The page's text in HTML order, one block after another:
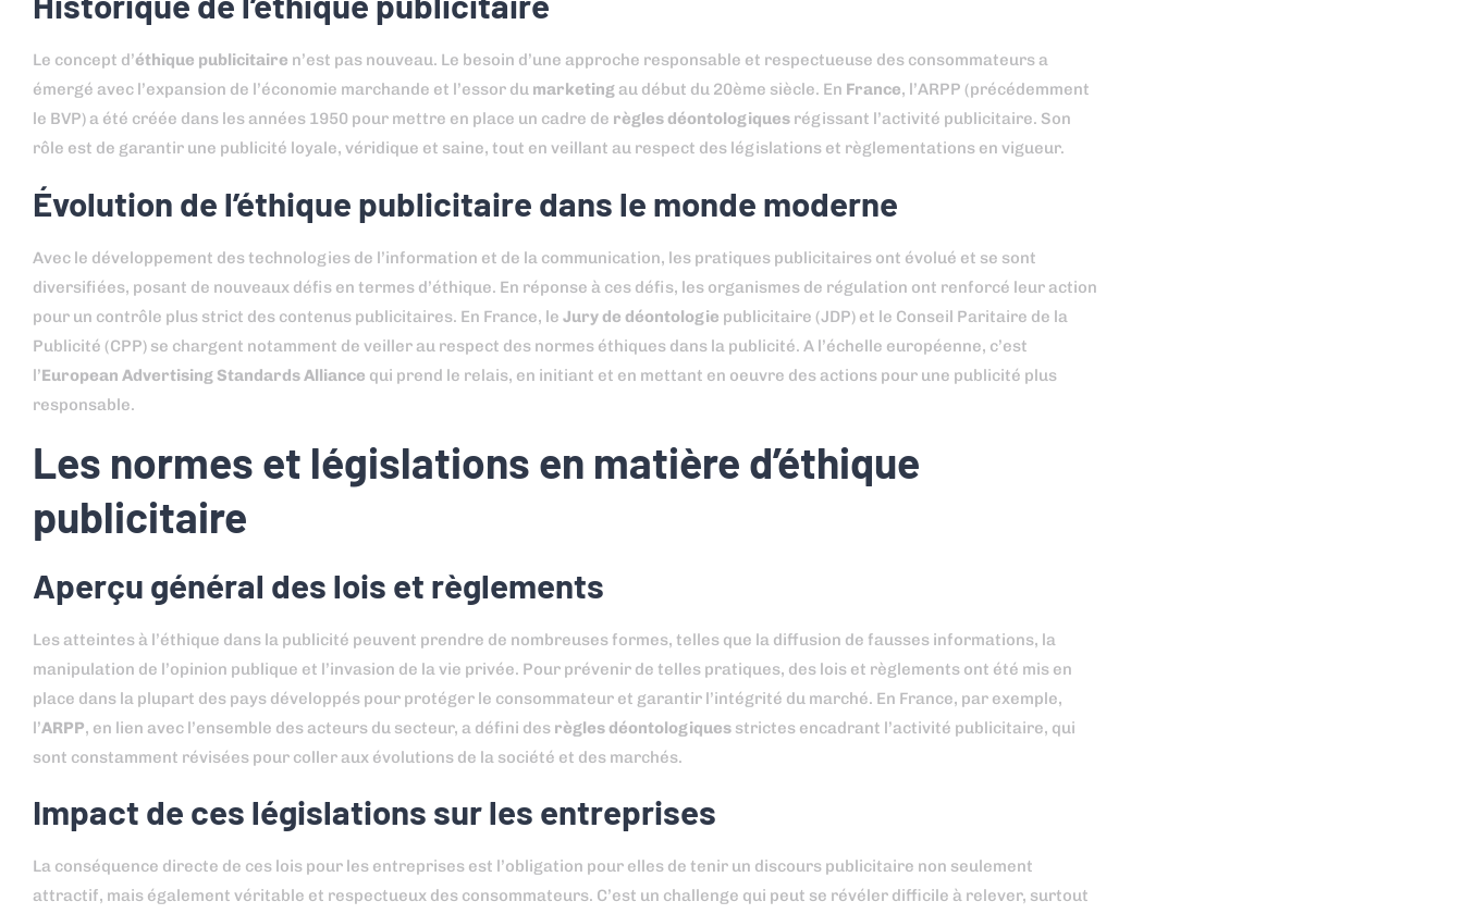
Le concept d’éthique publicitaire n’est pas nouveau. Le besoin d’une approche responsable et respectueuse des consommateurs a
émergé avec l’expansion de l’économie marchande et l’essor du marketing au début du 20ème siècle. En France, l’ARPP (précédemment
le BVP) a été créée dans les années 1950 pour mettre en place un cadre de règles déontologiques régissant l’activité publicitaire. Son
rôle est de garantir une publicité loyale, véridique et saine, tout en veillant au respect des législations et règlementations en vigueur.
Évolution de l’éthique publicitaire dans le monde moderne
Avec le développement des technologies de l’information et de la communication, les pratiques publicitaires ont évolué et se sont
diversifiées, posant de nouveaux défis en termes d’éthique. En réponse à ces défis, les organismes de régulation ont renforcé leur action
pour un contrôle plus strict des contenus publicitaires. En France, le Jury de déontologie publicitaire (JDP) et le Conseil Paritaire de la
Publicité (CPP) se chargent notamment de veiller au respect des normes éthiques dans la publicité. A l’échelle européenne, c’est
l’European Advertising Standards Alliance qui prend le relais, en initiant et en mettant en oeuvre des actions pour une publicité plus
responsable.
Les normes et législations en matière d’éthique
publicitaire
Aperçu général des lois et règlements
Les atteintes à l’éthique dans la publicité peuvent prendre de nombreuses formes, telles que la diffusion de fausses informations, la
manipulation de l’opinion publique et l’invasion de la vie privée. Pour prévenir de telles pratiques, des lois et règlements ont été mis en
place dans la plupart des pays développés pour protéger le consommateur et garantir l’intégrité du marché. En France, par exemple,
l’ARPP, en lien avec l’ensemble des acteurs du secteur, a défini des règles déontologiques strictes encadrant l’activité publicitaire, qui
sont constamment révisées pour coller aux évolutions de la société et des marchés.
Impact de ces législations sur les entreprises
La conséquence directe de ces lois pour les entreprises est l’obligation pour elles de tenir un discours publicitaire non seulement
attractif, mais également véritable et respectueux des consommateurs. C’est un challenge qui peut se révéler difficile à relever, surtout